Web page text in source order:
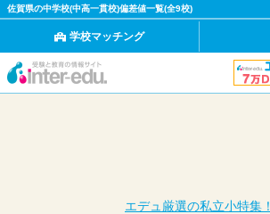
佐賀県の中学校(中高一貫校)偏差値一覧(全9校)
学校マッチング
エデュ厳選の私立小特集！